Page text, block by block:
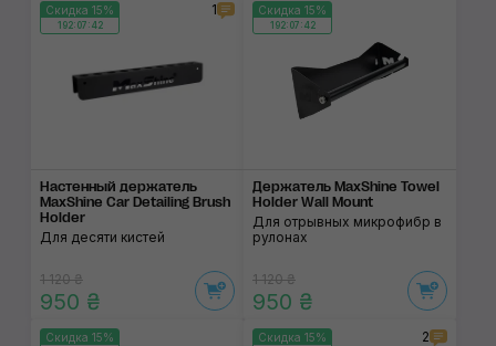
Скидка 15%
192:07:42
1
Настенный держатель
MaxShine Car Detailing Brush
Holder
Для десяти кистей
1 120 ₴
950 ₴
Скидка 15%
192:07:42
Держатель MaxShine Towel
Holder Wall Mount
Для отрывных микрофибр в
рулонах
1 120 ₴
950 ₴
Скидка 15% Скидка 15% 2